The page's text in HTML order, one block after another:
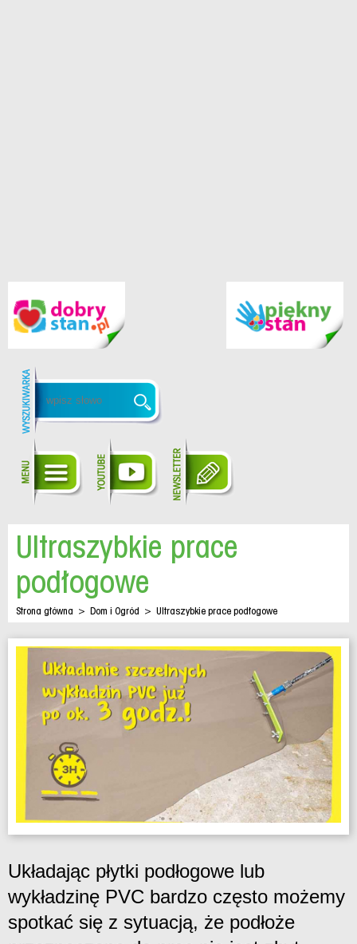
Ultraszybkie prace
podłogowe
Strona główna > Dom i Ogród > Ultraszybkie prace podłogowe
Układając płytki podłogowe lub
wykładzinę PVC bardzo często możemy
spotkać się z sytuacją, że podłoże